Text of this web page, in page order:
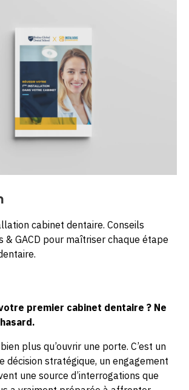
cabinet dentaire. Conseils
& GACD pour maîtriser chaque étape
premier cabinet dentaire ? Ne
plus qu’ouvrir une porte. C’est un
décision stratégique, un engagement
une source d’interrogations que